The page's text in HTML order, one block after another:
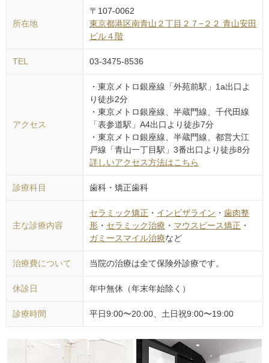
所在地
〒 107-0062
東京都港区南青山２丁目２７−２２ 青山安田
ビル４階
TEL 03-3475-8536
アクセス
・東京メトロ銀座線「外苑前駅」1a出口よ
り徒歩2分
・東京メトロ銀座線、半蔵門線、千代田線
「表参道駅」A4出口より徒歩7分
・東京メトロ銀座線、半蔵門線、都営大江
戸線「青山一丁目駅」3番出口より徒歩8分
詳しいアクセス方法はこちら
診療科目 歯科・矯正歯科
主な診療内容
セラミック矯正 ・ インビザライン ・ 歯肉整
形 ・ セラミック治療 ・ マウスピース矯正 ・
ガミースマイル治療など
治療費について 当院の治療は全て保険外診療です。
休診日 年中無休（年末年始除く）
診療時間 平日9:00〜20:00、土日祝9:00〜19:00